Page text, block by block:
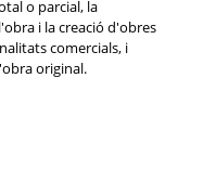
o parcial, la
i la creació d'obres
comercials, i
original.